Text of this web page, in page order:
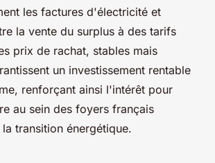
les factures d'électricité et
la vente du surplus à des tarifs
prix de rachat, stables mais
un investissement rentable
renforçant ainsi l'intérêt pour
au sein des foyers français
transition énergétique.